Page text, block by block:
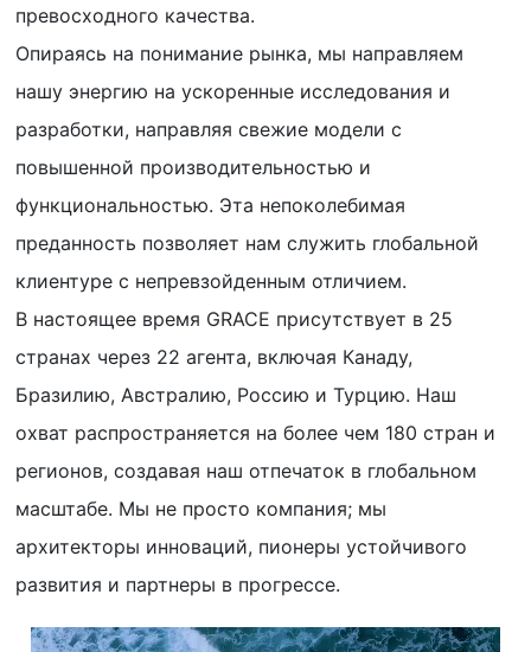
превосходного качества.
Опираясь на понимание рынка, мы направляем
нашу энергию на ускоренные исследования и
разработки, направляя свежие модели с
повышенной производительностью и
функциональностью. Эта непоколебимая
преданность позволяет нам служить глобальной
клиентуре с непревзойденным отличием.
В настоящее время GRACE присутствует в 25
странах через 22 агента, включая Канаду,
Бразилию, Австралию, Россию и Турцию. Наш
охват распространяется на более чем 180 стран и
регионов, создавая наш отпечаток в глобальном
масштабе. Мы не просто компания; мы
архитекторы инноваций, пионеры устойчивого
развития и партнеры в прогрессе.